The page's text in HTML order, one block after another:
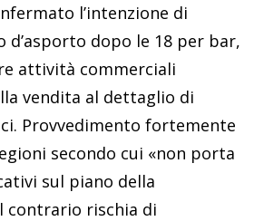
l’intenzione di
dopo le 18 per bar,
attività commerciali
vendita al dettaglio di
Provvedimento fortemente
secondo cui «non porta
sul piano della
contrario rischia di